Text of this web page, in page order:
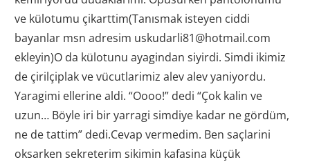
ve külotumu çikarttim(Tanısmak isteyen ciddi
bayanlar msn adresim uskudarli81@hotmail.com
ekleyin)O da külotunu ayagindan siyirdi. Simdi ikimiz
de çirilçiplak ve vücutlarimiz alev alev yaniyordu.
Yaragimi ellerine aldi. “Oooo!” dedi “Çok kalin ve
uzun… Böyle iri bir yarragi simdiye kadar ne gördüm,
ne de tattim” dedi.Cevap vermedim. Ben saçlarini
oksarken sekreterim sikimin kafasina küçük